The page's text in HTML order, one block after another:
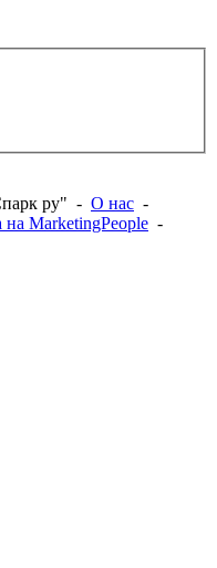
ру" - О нас -
на MarketingPeople -